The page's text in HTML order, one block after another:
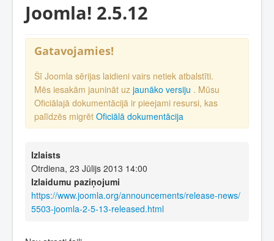
Joomla! 2.5.12
Gatavojamies!
Šī Joomla sērijas laidieni vairs netiek atbalstīti.
Mēs iesakām jaunināt uz jaunāko versiju . Mūsu
Oficiālajā dokumentācijā ir pieejami resursi, kas
palīdzēs migrēt Oficiālā dokumentācija
Izlaists
Otrdiena, 23 Jūlijs 2013 14:00
Izlaidumu paziņojumi
https://www.joomla.org/announcements/release-news/
5503-joomla-2-5-13-released.html